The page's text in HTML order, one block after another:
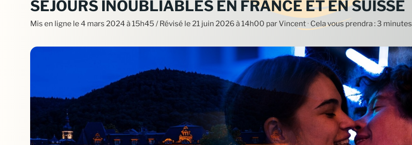
SÉJOURS INOUBLIABLES EN FRANCE ET EN SUISSE
Mis en ligne le4 mars 2024 à 15h45 / Révisé le 21 juin 2026 à 14h00 par Vincent· Cela vous prendra : 3 minutes